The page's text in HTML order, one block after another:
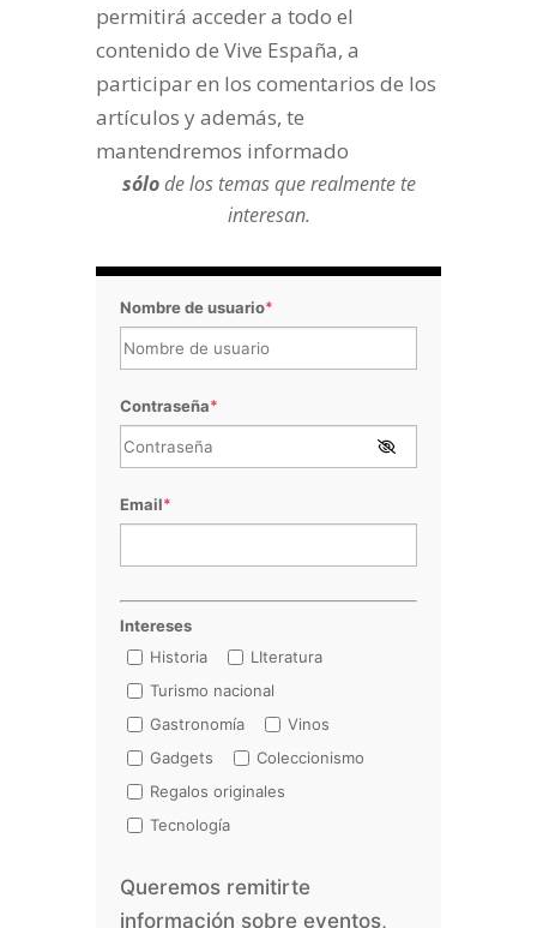
permitirá acceder a todo el
contenido de Vive España, a
participar en los comentarios de los
artículos y además, te
mantendremos informado
sólode los temas que realmente te
interesan.
Nombre de usuario*
Contraseña*
Email*
Intereses
Historia
LIteratura
Turismo nacional
Gastronomía
Vinos
Gadgets
Coleccionismo
Regalos originales
Tecnología
Queremos remitirte
información sobre eventos,